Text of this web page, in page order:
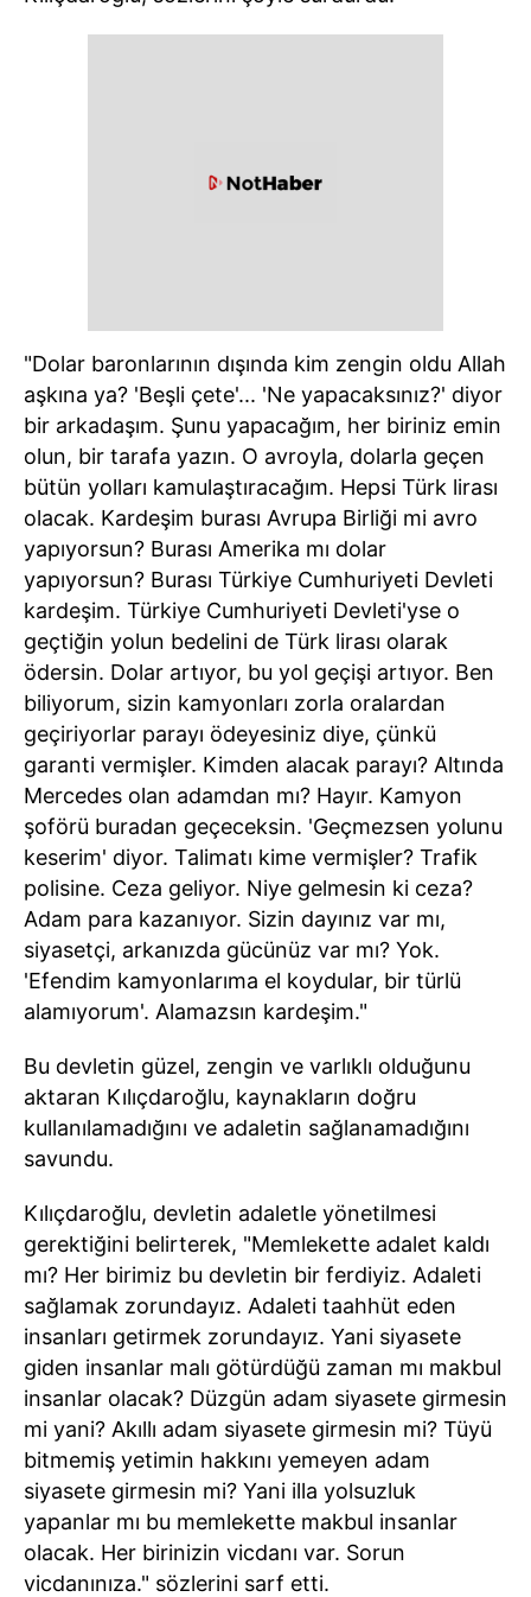
"Dolar baronlarının dışında kim zengin oldu Allah
aşkına ya? 'Beşli çete'... 'Ne yapacaksınız?' diyor
bir arkadaşım. Şunu yapacağım, her biriniz emin
olun, bir tarafa yazın. O avroyla, dolarla geçen
bütün yolları kamulaştıracağım. Hepsi Türk lirası
olacak. Kardeşim burası Avrupa Birliği mi avro
yapıyorsun? Burası Amerika mı dolar
yapıyorsun? Burası Türkiye Cumhuriyeti Devleti
kardeşim. Türkiye Cumhuriyeti Devleti'yse o
geçtiğin yolun bedelini de Türk lirası olarak
ödersin. Dolar artıyor, bu yol geçişi artıyor. Ben
biliyorum, sizin kamyonları zorla oralardan
geçiriyorlar parayı ödeyesiniz diye, çünkü
garanti vermişler. Kimden alacak parayı? Altında
Mercedes olan adamdan mı? Hayır. Kamyon
şoförü buradan geçeceksin. 'Geçmezsen yolunu
keserim' diyor. Talimatı kime vermişler? Trafik
polisine. Ceza geliyor. Niye gelmesin ki ceza?
Adam para kazanıyor. Sizin dayınız var mı,
siyasetçi, arkanızda gücünüz var mı? Yok.
'Efendim kamyonlarıma el koydular, bir türlü
alamıyorum'. Alamazsın kardeşim."
Bu devletin güzel, zengin ve varlıklı olduğunu
aktaran Kılıçdaroğlu, kaynakların doğru
kullanılamadığını ve adaletin sağlanamadığını
savundu.
Kılıçdaroğlu, devletin adaletle yönetilmesi
gerektiğini belirterek, "Memlekette adalet kaldı
mı? Her birimiz bu devletin bir ferdiyiz. Adaleti
sağlamak zorundayız. Adaleti taahhüt eden
insanları getirmek zorundayız. Yani siyasete
giden insanlar malı götürdüğü zaman mı makbul
insanlar olacak? Düzgün adam siyasete girmesin
mi yani? Akıllı adam siyasete girmesin mi? Tüyü
bitmemiş yetimin hakkını yemeyen adam
siyasete girmesin mi? Yani illa yolsuzluk
yapanlar mı bu memlekette makbul insanlar
olacak. Her birinizin vicdanı var. Sorun
vicdanınıza." sözlerini sarf etti.